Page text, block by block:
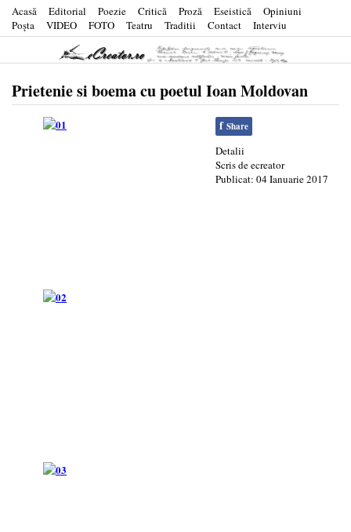
Acasă Editorial Poezie Critică Proză Eseistică
Opiniuni
Poşta
VIDEO FOTO Teatru Traditii Contact Interviu
Prietenie si boema cu poetul Ioan Moldovan
f Share
Detalii
Scris deecreator
Publicat: 04 Ianuarie 2017